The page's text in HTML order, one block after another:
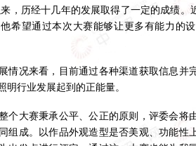
，历经十几年的发展取得了一定的成绩。
希望通过本次大赛能够让更多有能力的
况来看，目前通过各种渠道获取信息并
明行业发展起到的正能量。
大赛秉承公平、公正的原则，评委会将
组成。以作品外观造型是否美观、功能性